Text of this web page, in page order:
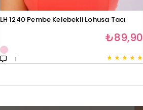
LH 1240 Pembe Kelebekli Lohusa Tacı
★ ★ ★ ★ ★
1
₺89,90